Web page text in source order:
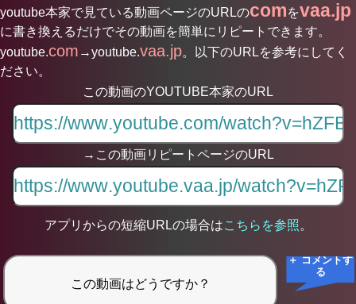
youtube本家で見ている動画ページのURLのcomをvaa.jp
に書き換えるだけでその動画を簡単にリピートできます。
youtube.com →youtube.vaa.jp。以下のURLを参考にしてく
ださい。
この動画のYOUTUBE本家のURL
→この動画リピートページのURL
アプリからの短縮URLの場合はこちらを参照 。
＋ コメントす
る